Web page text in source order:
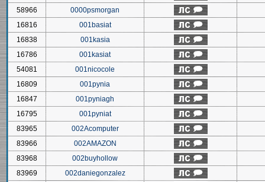
58966
0000psmorgan
16816
001basiat
16838
001kasia
16786
001kasiat
54081
001nicocole
16809
001pynia
16847
001pyniagh
16795
001pyniat
83965
002Acomputer
83966
002AMAZON
83968
002buyhollow
83969
002daniegonzalez